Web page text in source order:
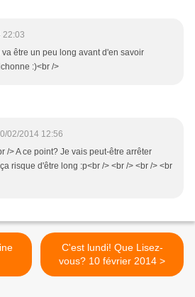
22:03
être un peu long avant d'en savoir
:)<br />
02/2014 12:56
/> A ce point? Je vais peut-être arrêter
risque d'être long :p<br /> <br /> <br /> <br
C'est lundi! Que Lisez-
vous? 10 février 2014 >